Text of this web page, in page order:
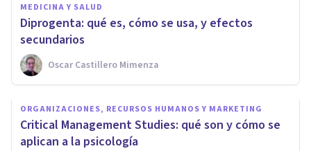
MEDICINA Y SALUD
Diprogenta: qué es, cómo se usa, y efectos
secundarios
Oscar Castillero Mimenza
ORGANIZACIONES, RECURSOS HUMANOS Y MARKETING
Critical Management Studies: qué son y cómo se
aplican a la psicología